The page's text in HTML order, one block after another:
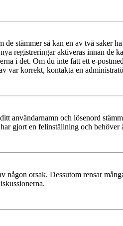
stämmer så kan en av två saker
registreringar aktiveras innan de
i det. Om du inte fått ett e-
var korrekt, kontakta en
och lösenord
gjort en felinställning och behöver
orsak. Dessutom rensar